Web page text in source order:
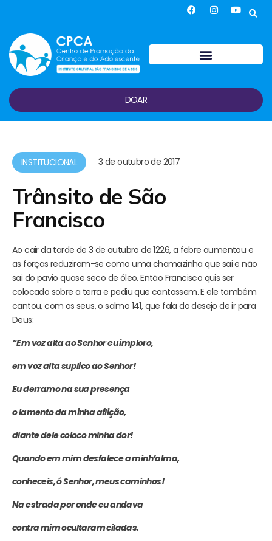
DOAR
INSTITUCIONAL 3 de outubro de 2017
Trânsito de São
Francisco
Ao cair da tarde de 3 de outubro de 1226, a febre aumentou e
as forças reduziram-se como uma chamazinha que sai e não
sai do pavio quase seco de óleo. Então Francisco quis ser
colocado sobre a terra e pediu que cantassem. E ele também
cantou, com os seus, o salmo 141, que fala do desejo de ir para
Deus:
“Em voz alta ao Senhor eu imploro,
em voz alta suplico ao Senhor!
Eu derramo na sua presença
o lamento da minha aflição,
diante dele coloco minha dor!
Quando em mim desfalece a minh’alma,
conheceis, ó Senhor, meus caminhos!
Na estrada por onde eu andava
contra mim ocultaram ciladas.